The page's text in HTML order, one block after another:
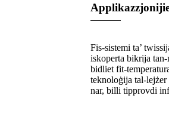
Fis-sistemi ta’
iskoperta bikrija
bidliet fit-
teknoloġija tal-
nar, billi tipprovdi